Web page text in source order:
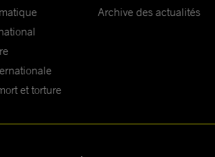
et torture
Archive des actualités